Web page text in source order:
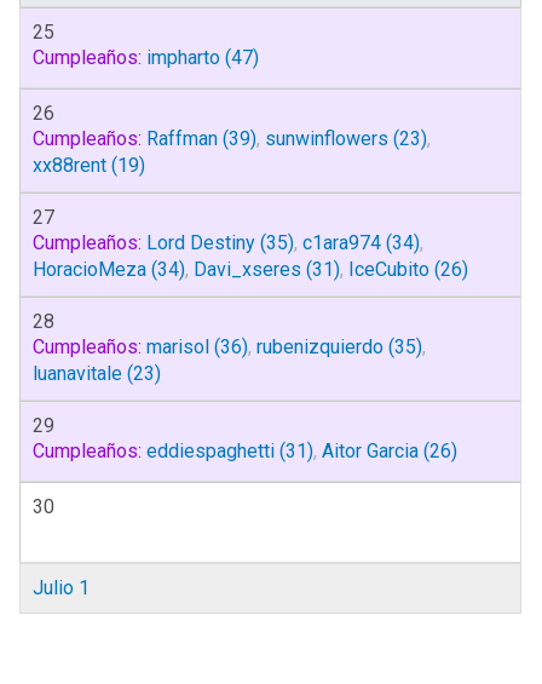
25
Cumpleaños: impharto (47)
26
Cumpleaños: Raffman (39), sunwinflowers (23),
xx88rent (19)
27
Cumpleaños: Lord Destiny (35), c1ara974 (34),
HoracioMeza (34), Davi_xseres (31), IceCubito (26)
28
Cumpleaños: marisol (36), rubenizquierdo (35),
luanavitale (23)
29
Cumpleaños: eddiespaghetti (31), Aitor Garcia (26)
30
Julio 1